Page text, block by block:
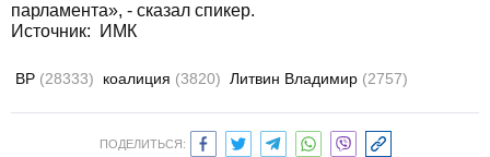
парламента», - сказал спикер.
Источник:
ИМК
ВР (28333) коалиция (3820) Литвин Владимир (2757)
ПОДЕЛИТЬСЯ: